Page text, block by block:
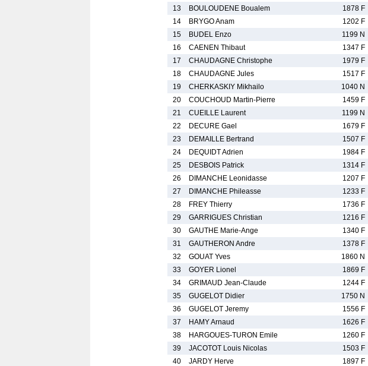
13
BOULOUDENE Boualem 1878 F
14
BRYGO Anam 1202 F
15
BUDEL Enzo 1199 N
16
CAENEN Thibaut 1347 F
17
CHAUDAGNE Christophe 1979 F
18
CHAUDAGNE Jules 1517 F
19
CHERKASKIY Mikhailo 1040 N
20
COUCHOUD Martin-Pierre 1459 F
21
CUEILLE Laurent 1199 N
22
DECURE Gael 1679 F
23
DEMAILLE Bertrand 1507 F
24
DEQUIDT Adrien 1984 F
25
DESBOIS Patrick 1314 F
26
DIMANCHE Leonidasse 1207 F
27
DIMANCHE Phileasse 1233 F
28
FREY Thierry 1736 F
29
GARRIGUES Christian 1216 F
30
GAUTHE Marie-Ange 1340 F
31
GAUTHERON Andre 1378 F
32
GOUAT Yves 1860 N
33
GOYER Lionel 1869 F
34
GRIMAUD Jean-Claude 1244 F
35
GUGELOT Didier 1750 N
36
GUGELOT Jeremy 1556 F
37
HAMY Arnaud 1626 F
38
HARGOUES-TURON Emile 1260 F
39
JACOTOT Louis Nicolas 1503 F
40
JARDY Herve 1897 F